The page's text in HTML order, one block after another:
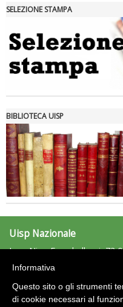
Tiziano Pesce nel Cda di
SELEZIONE STAMPA
BIBLIOTECA UISP
Uisp Nazionale
L.go Nino Franchellucci, 73
Tel: 06.439841 - Fax:
C.F.: 97029170582
Informativa
Questo sito o gli strumenti
di cookie necessari al